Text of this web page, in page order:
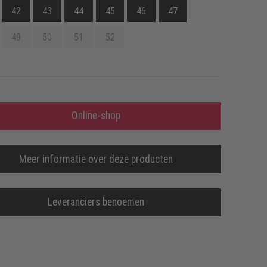
42 43 44 45 46 47
49 50 51 52
Online-shop
Meer informatie over deze producten
Leveranciers benoemen